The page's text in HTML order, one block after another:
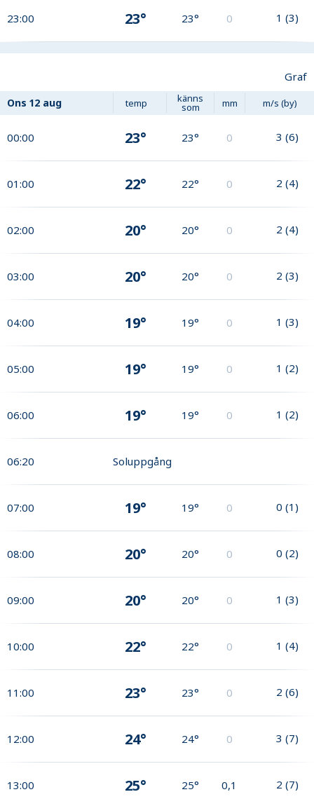
23:00 23° 23° 0 1 (3)
Graf
Ons 12 aug temp känns
som mm m/s (by)
00:00 23° 23° 0 3 (6)
01:00 22° 22° 0 2 (4)
02:00 20° 20° 0 2 (4)
03:00 20° 20° 0 2 (3)
04:00 19° 19° 0 1 (3)
05:00 19° 19° 0 1 (2)
06:00 19° 19° 0 1 (2)
06:20 Soluppgång
07:00 19° 19° 0 0 (1)
08:00 20° 20° 0 0 (2)
09:00 20° 20° 0 1 (3)
10:00 22° 22° 0 1 (4)
11:00 23° 23° 0 2 (6)
12:00 24° 24° 0 3 (7)
13:00 25° 25° 0,1 2 (7)